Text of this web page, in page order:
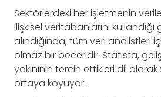
Sektörlerdeki her işletmenin
ilişkisel veritabanlarını
alındığında, tüm veri analistleri
olmaz bir beceridir. Statista,
yakınının tercih ettikleri dil olarak
ortaya koyuyor.